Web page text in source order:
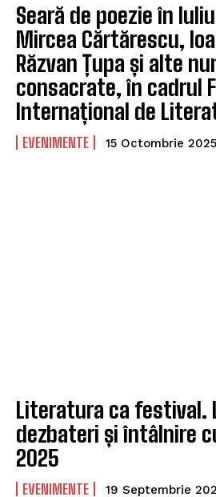
Seară de poezie în
Mircea Cărtărescu,
Răzvan Țupa și alte
consacrate, în cadrul
Internațional de
EVENIMENTE 15 Octombrie 2025
Literatura ca festival.
dezbateri și întâlnire
2025
EVENIMENTE 19 Septembrie